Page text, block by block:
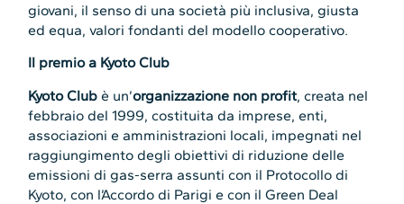
giovani, il senso di una società più inclusiva, giusta
ed equa, valori fondanti del modello cooperativo.
Il premio a Kyoto Club
Kyoto Club è un’organizzazione non profit, creata nel
febbraio del 1999, costituita da imprese, enti,
associazioni e amministrazioni locali, impegnati nel
raggiungimento degli obiettivi di riduzione delle
emissioni di gas-serra assunti con il Protocollo di
Kyoto, con l’Accordo di Parigi e con il Green Deal